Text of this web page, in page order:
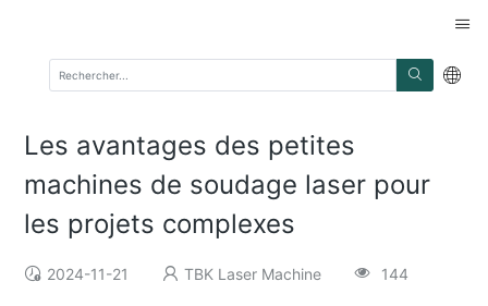
Les avantages des petites
machines de soudage laser pour
les projets complexes
2024-11-21 TBK Laser Machine 144